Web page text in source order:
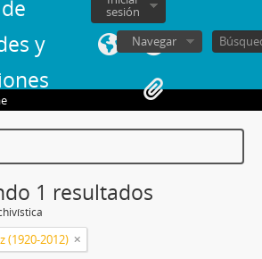
y
sesión
Navegar
1 resultados
(1920-2012)